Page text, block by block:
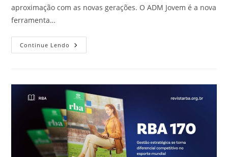
aproximação com as novas gerações. O ADM Jovem é a nova
ferramenta…
Continue Lendo CFA
Lança
Novas
Oportunidades
Para
Estudantes
De
Administração
Em
Todo
O
Brasil